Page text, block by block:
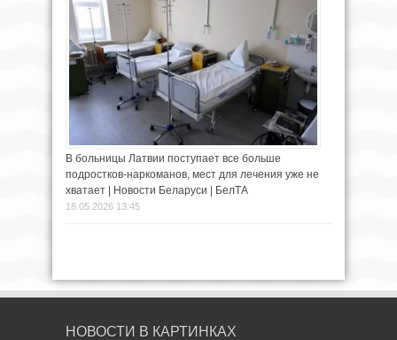
В больницы Латвии поступает все больше
подростков-наркоманов, мест для лечения уже не
хватает | Новости Беларуси | БелТА
18.05.2026 13:45
НОВОСТИ В КАРТИНКАХ